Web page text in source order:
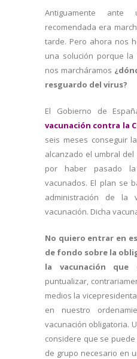
Antiguamente ante
recomendada era
tarde. Pero ahora nos
una solución porque
nos marcháramos
resguardo del virus?
El Gobierno de
vacunación contra la
seis meses conseguir
alcanzado el umbral
por haber pasado
vacunados. El plan se
administración de la
vacunación. Dicha
No quiero entrar en
de fondo sobre la
la vacunación que
puntualizar,
medios la
en nuestro
vacunación obligatoria.
considere que se
de grupo necesario en